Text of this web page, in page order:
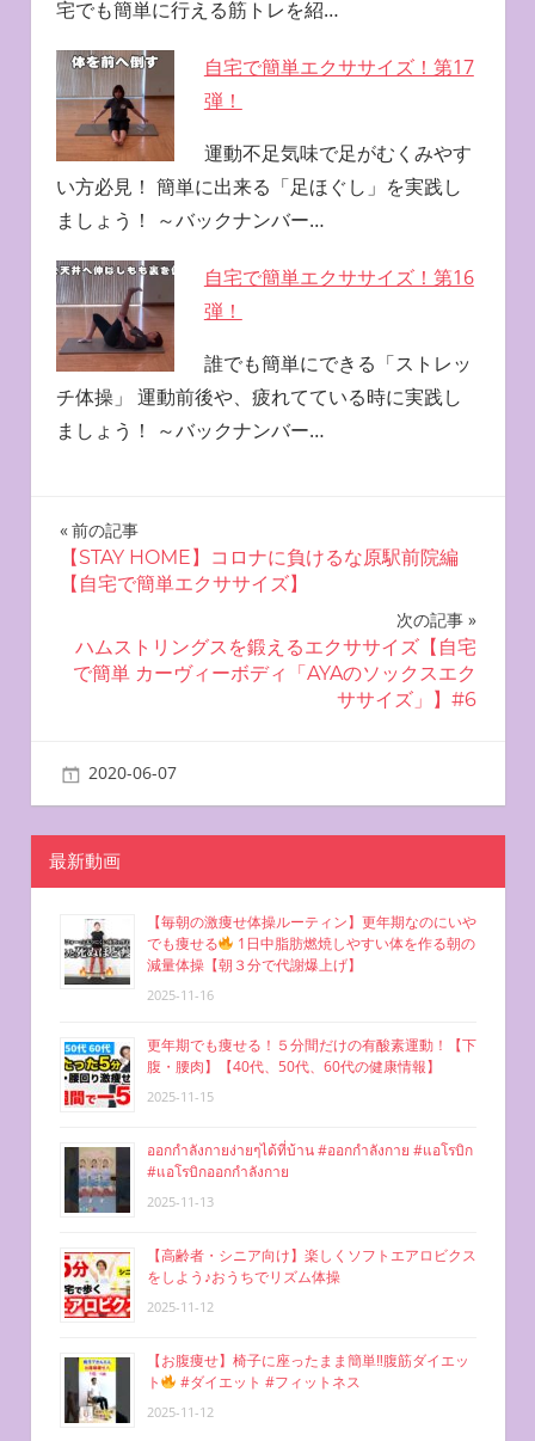
宅でも簡単に行える筋トレを紹…
自宅で簡単エクササイズ！第17
弾！
運動不足気味で足がむくみやす
い方必見！ 簡単に出来る「足ほぐし」を実践し
ましょう！ ～バックナンバー…
自宅で簡単エクササイズ！第16
弾！
誰でも簡単にできる「ストレッ
チ体操」 運動前後や、疲れてている時に実践し
ましょう！ ～バックナンバー…
投
稿
ナ
ビ
ー
シ
ョ
ン
前の記事
【STAY HOME】コロナに負けるな原駅前院編
【自宅で簡単エクササイズ】
次の記事
ハムストリングスを鍛えるエクササイズ【自宅
で簡単 カーヴィーボディ「AYAのソックスエク
ササイズ」】#6
2020-06-07
最新動画
【毎朝の激痩せ体操ルーティン】更年期なのにいや
でも痩せる
1日中脂肪燃焼しやすい体を作る朝の
減量体操【朝３分で代謝爆上げ】
2025-11-16
更年期でも痩せる！５分間だけの有酸素運動！【下
腹・腰肉】【40代、50代、60代の健康情報】
2025-11-15
ออกกำลังกายง่ายๆได้ที่บ้าน #ออกกำลังกาย #แอโรบิก
#แอโรบิกออกกำลังกาย
2025-11-13
【高齢者・シニア向け】楽しくソフトエアロビクス
をしよう♪おうちでリズム体操
2025-11-12
【お腹痩せ】椅子に座ったまま簡単‼︎腹筋ダイエッ
ト
#ダイエット #フィットネス
2025-11-12